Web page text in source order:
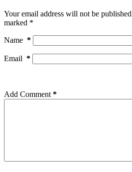
Your email address will not be
marked *
Name *
Email *
Add Comment*